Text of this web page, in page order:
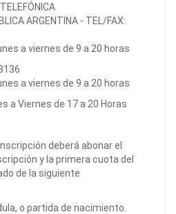
ARGENTINA - TEL/FAX:
a viernes de 9 a 20 horas
a viernes de 9 a 20 horas
a Viernes de 17 a 20 Horas
deberá abonar el
y la primera cuota del
de la siguiente
o partida de nacimiento.